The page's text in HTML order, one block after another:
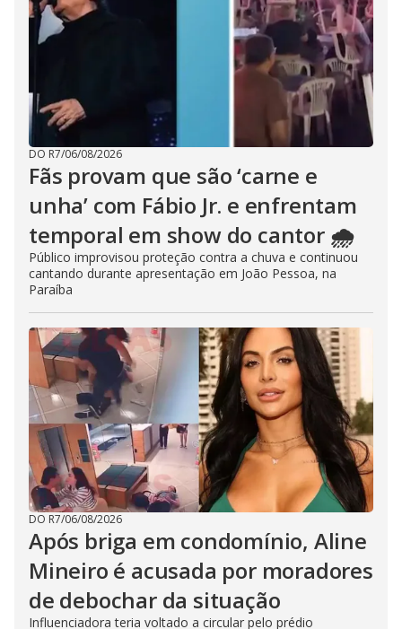
DO R7/06/08/2026
Fãs provam que são ‘carne e
unha’ com Fábio Jr. e enfrentam
temporal em show do cantor 🌧️
Público improvisou proteção contra a chuva e continuou
cantando durante apresentação em João Pessoa, na
Paraíba
DO R7/06/08/2026
Após briga em condomínio, Aline
Mineiro é acusada por moradores
de debochar da situação
Influenciadora teria voltado a circular pelo prédio